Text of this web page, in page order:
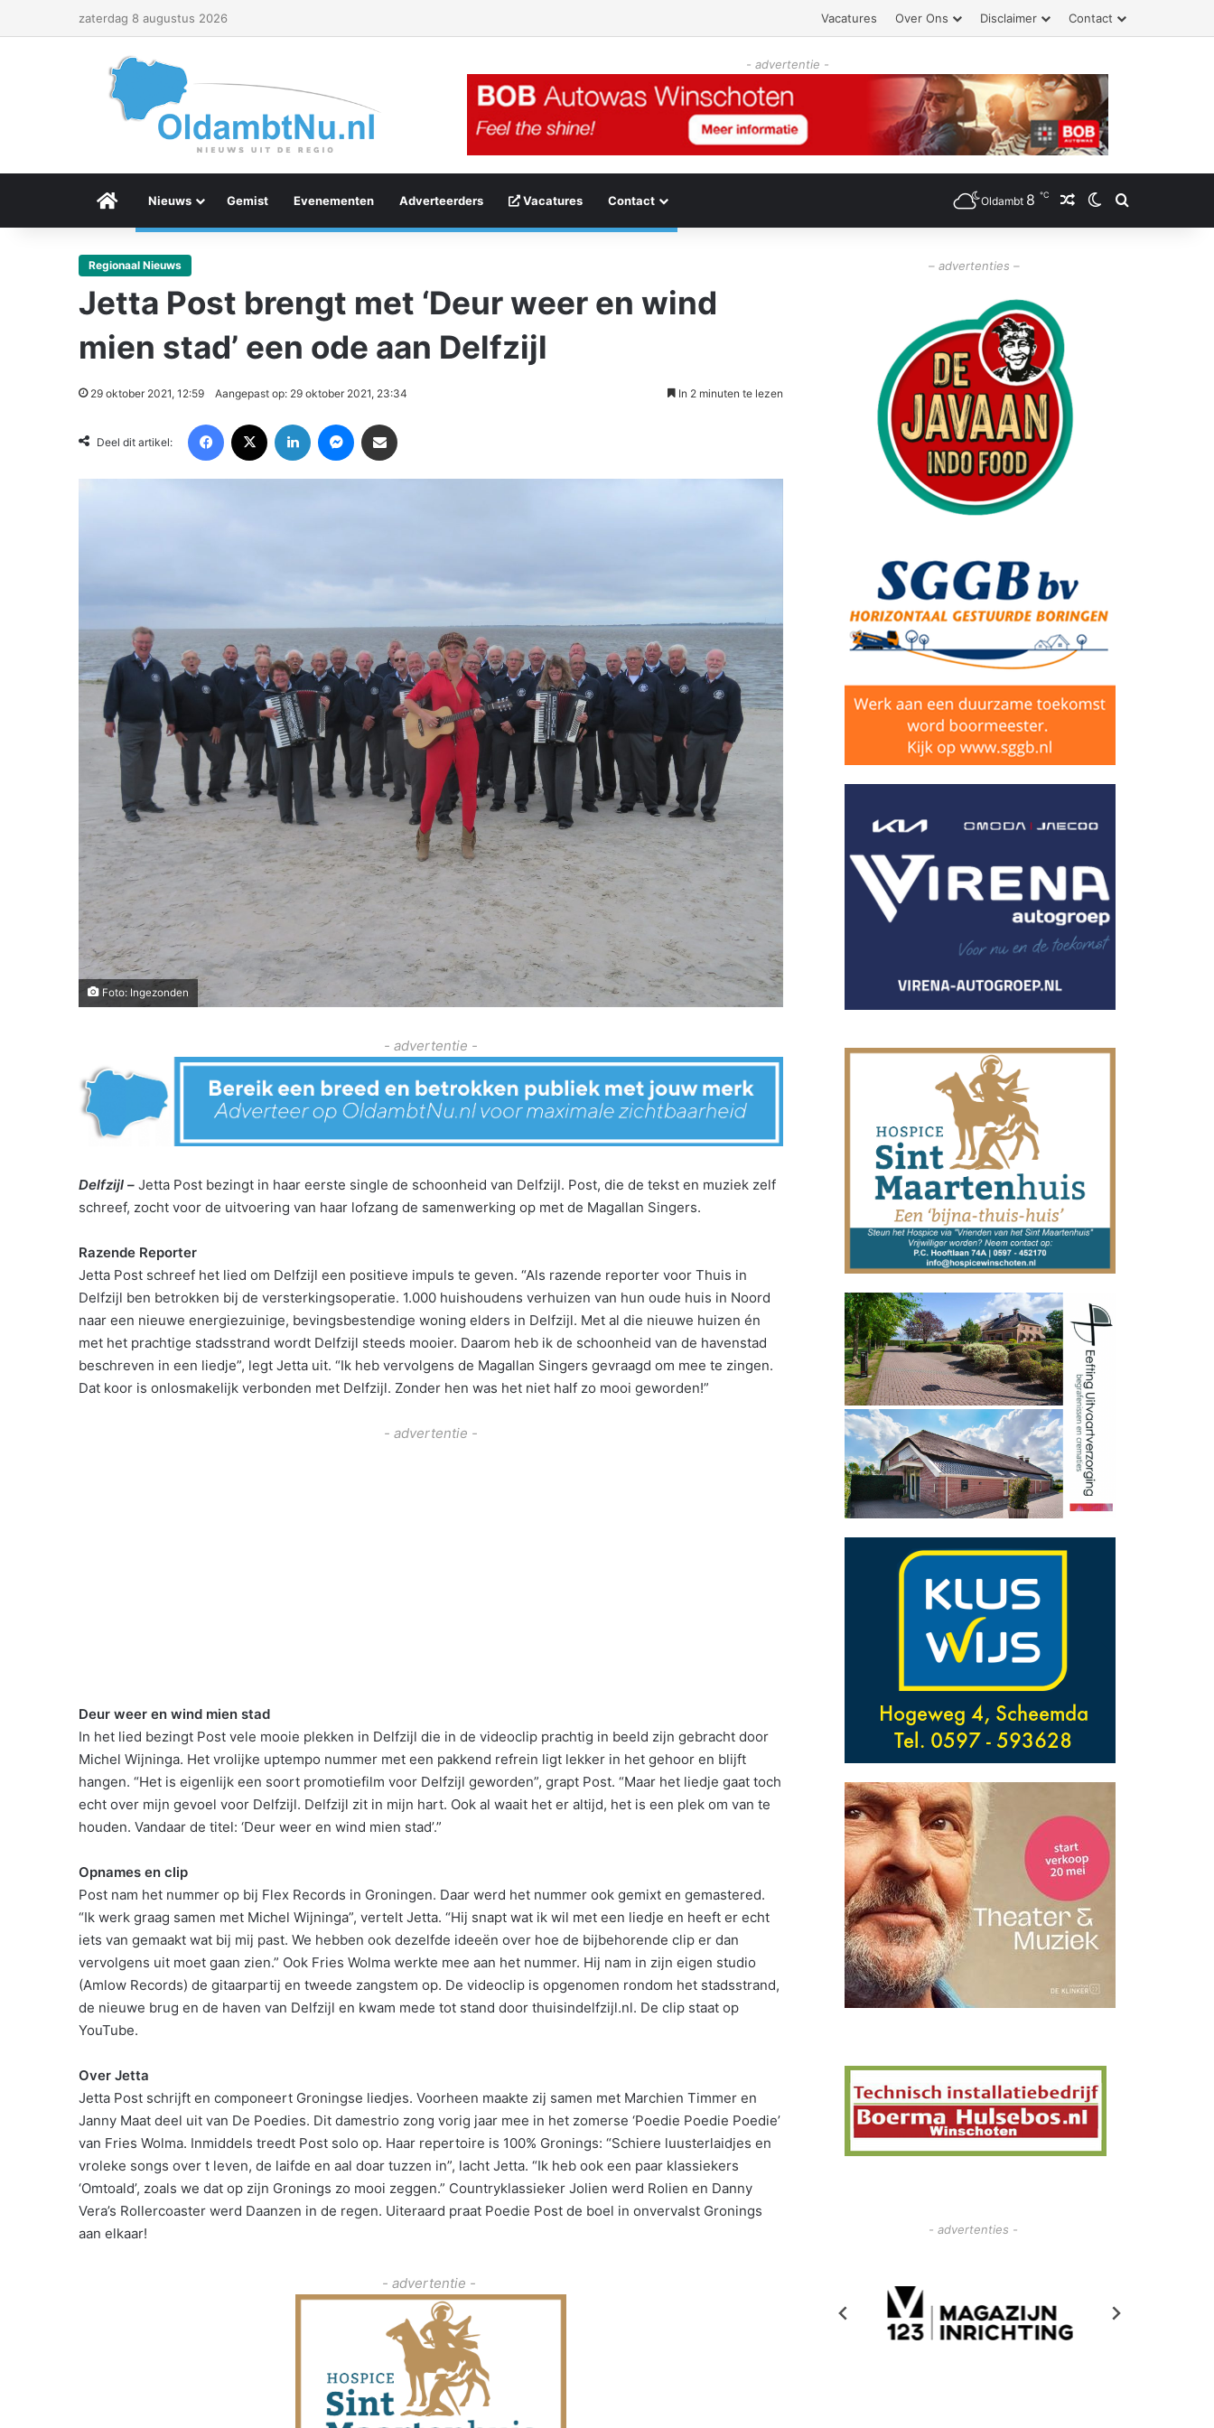
zaterdag 8 augustus 2026 Vacatures Over Ons Disclaimer Contact
- advertentie -
Menu Item
Nieuws Gemist Evenementen Adverteerders Vacatures Contact Oldambt 8 ℃ Willekeurig artikel
Switch skin
Zoeken
Regionaal Nieuws
Jetta Post brengt met ‘Deur weer en wind
mien stad’ een ode aan Delfzijl
29 oktober 2021, 12:59 Aangepast op: 29 oktober 2021, 23:34 In 2 minuten te lezen
Deel dit artikel:
Foto: Ingezonden
- advertentie -
Delfzijl – Jetta Post bezingt in haar eerste single de schoonheid van Delfzijl. Post, die de tekst en muziek zelf
schreef, zocht voor de uitvoering van haar lofzang de samenwerking op met de Magallan Singers.
Razende Reporter
Jetta Post schreef het lied om Delfzijl een positieve impuls te geven. “Als razende reporter voor Thuis in
Delfzijl ben betrokken bij de versterkingsoperatie. 1.000 huishoudens verhuizen van hun oude huis in Noord
naar een nieuwe energiezuinige, bevingsbestendige woning elders in Delfzijl. Met al die nieuwe huizen én
met het prachtige stadsstrand wordt Delfzijl steeds mooier. Daarom heb ik de schoonheid van de havenstad
beschreven in een liedje”, legt Jetta uit. “Ik heb vervolgens de Magallan Singers gevraagd om mee te zingen.
Dat koor is onlosmakelijk verbonden met Delfzijl. Zonder hen was het niet half zo mooi geworden!”
- advertentie -
Deur weer en wind mien stad
In het lied bezingt Post vele mooie plekken in Delfzijl die in de videoclip prachtig in beeld zijn gebracht door
Michel Wijninga. Het vrolijke uptempo nummer met een pakkend refrein ligt lekker in het gehoor en blijft
hangen. “Het is eigenlijk een soort promotiefilm voor Delfzijl geworden”, grapt Post. “Maar het liedje gaat toch
echt over mijn gevoel voor Delfzijl. Delfzijl zit in mijn hart. Ook al waait het er altijd, het is een plek om van te
houden. Vandaar de titel: ‘Deur weer en wind mien stad’.”
Opnames en clip
Post nam het nummer op bij Flex Records in Groningen. Daar werd het nummer ook gemixt en gemastered.
“Ik werk graag samen met Michel Wijninga”, vertelt Jetta. “Hij snapt wat ik wil met een liedje en heeft er echt
iets van gemaakt wat bij mij past. We hebben ook dezelfde ideeën over hoe de bijbehorende clip er dan
vervolgens uit moet gaan zien.” Ook Fries Wolma werkte mee aan het nummer. Hij nam in zijn eigen studio
(Amlow Records) de gitaarpartij en tweede zangstem op. De videoclip is opgenomen rondom het stadsstrand,
de nieuwe brug en de haven van Delfzijl en kwam mede tot stand door thuisindelfzijl.nl. De clip staat op
YouTube.
Over Jetta
Jetta Post schrijft en componeert Groningse liedjes. Voorheen maakte zij samen met Marchien Timmer en
Janny Maat deel uit van De Poedies. Dit damestrio zong vorig jaar mee in het zomerse ‘Poedie Poedie Poedie’
van Fries Wolma. Inmiddels treedt Post solo op. Haar repertoire is 100% Gronings: “Schiere luusterlaidjes en
vroleke songs over t leven, de laifde en aal doar tuzzen in”, lacht Jetta. “Ik heb ook een paar klassiekers
‘Omtoald’, zoals we dat op zijn Gronings zo mooi zeggen.” Countryklassieker Jolien werd Rolien en Danny
Vera’s Rollercoaster werd Daanzen in de regen. Uiteraard praat Poedie Post de boel in onvervalst Gronings
aan elkaar!
- advertentie -
– advertenties –
- advertenties -